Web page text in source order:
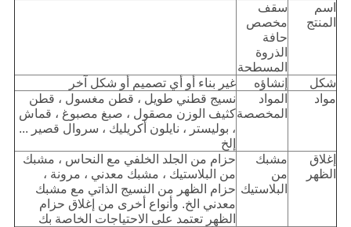
اسم
المنتج
سقف
مخصص
حافة
الذروة
المسطحة
شكل
إنشاؤه
غير بناء أو أي تصميم أو شكل آخر
مواد
المواد
المخصصة
نسيج قطني طويل ، قطن مغسول ، قطن
كثيف الوزن مصقول ، صبغ مصبوغ ، قماش
، بوليستر ، نايلون أكريليك ، سروال قصير ...
إلخ
إغلاق
الظهر
مشبك
من
البلاستيك
حزام من الجلد الخلفي مع النحاس ، مشبك
من البلاستيك ، مشبك معدني ، مرونة ،
حزام الظهر من النسيج الذاتي مع مشبك
معدني الخ. وأنواع أخرى من إغلاق حزام
الظهر تعتمد على الاحتياجات الخاصة بك